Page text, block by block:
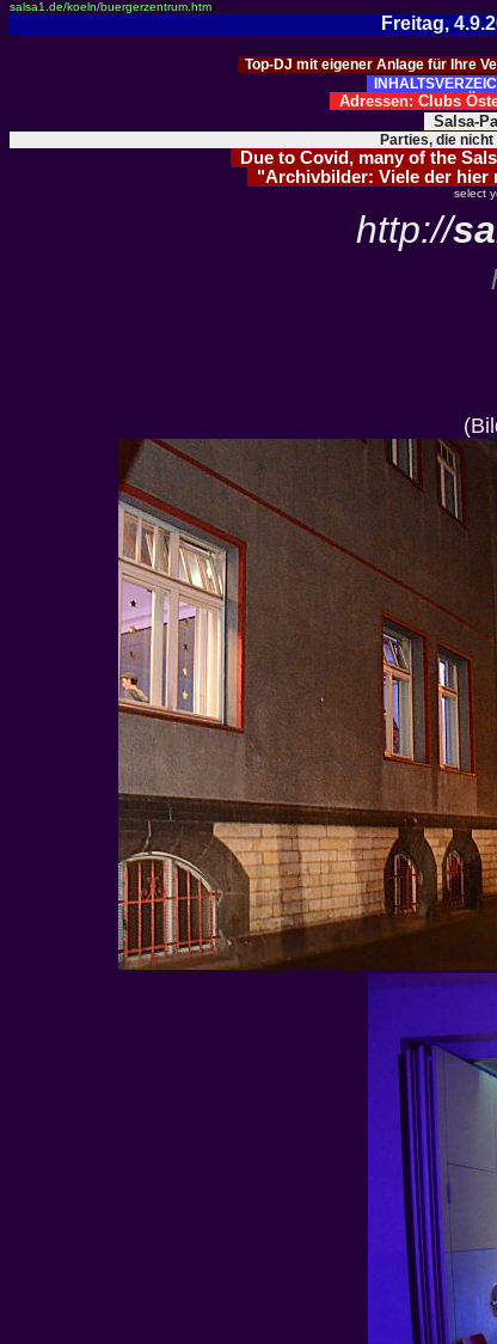
salsa1.de/koeln/buergerzentrum.htm
Freitag,
Top-DJ mit eigener Anlage für Ihre
Adressen: Clubs
Salsa-
Parties, die
Due to Covid, many of the
"Archivbilder: Viele der hier
select
http://